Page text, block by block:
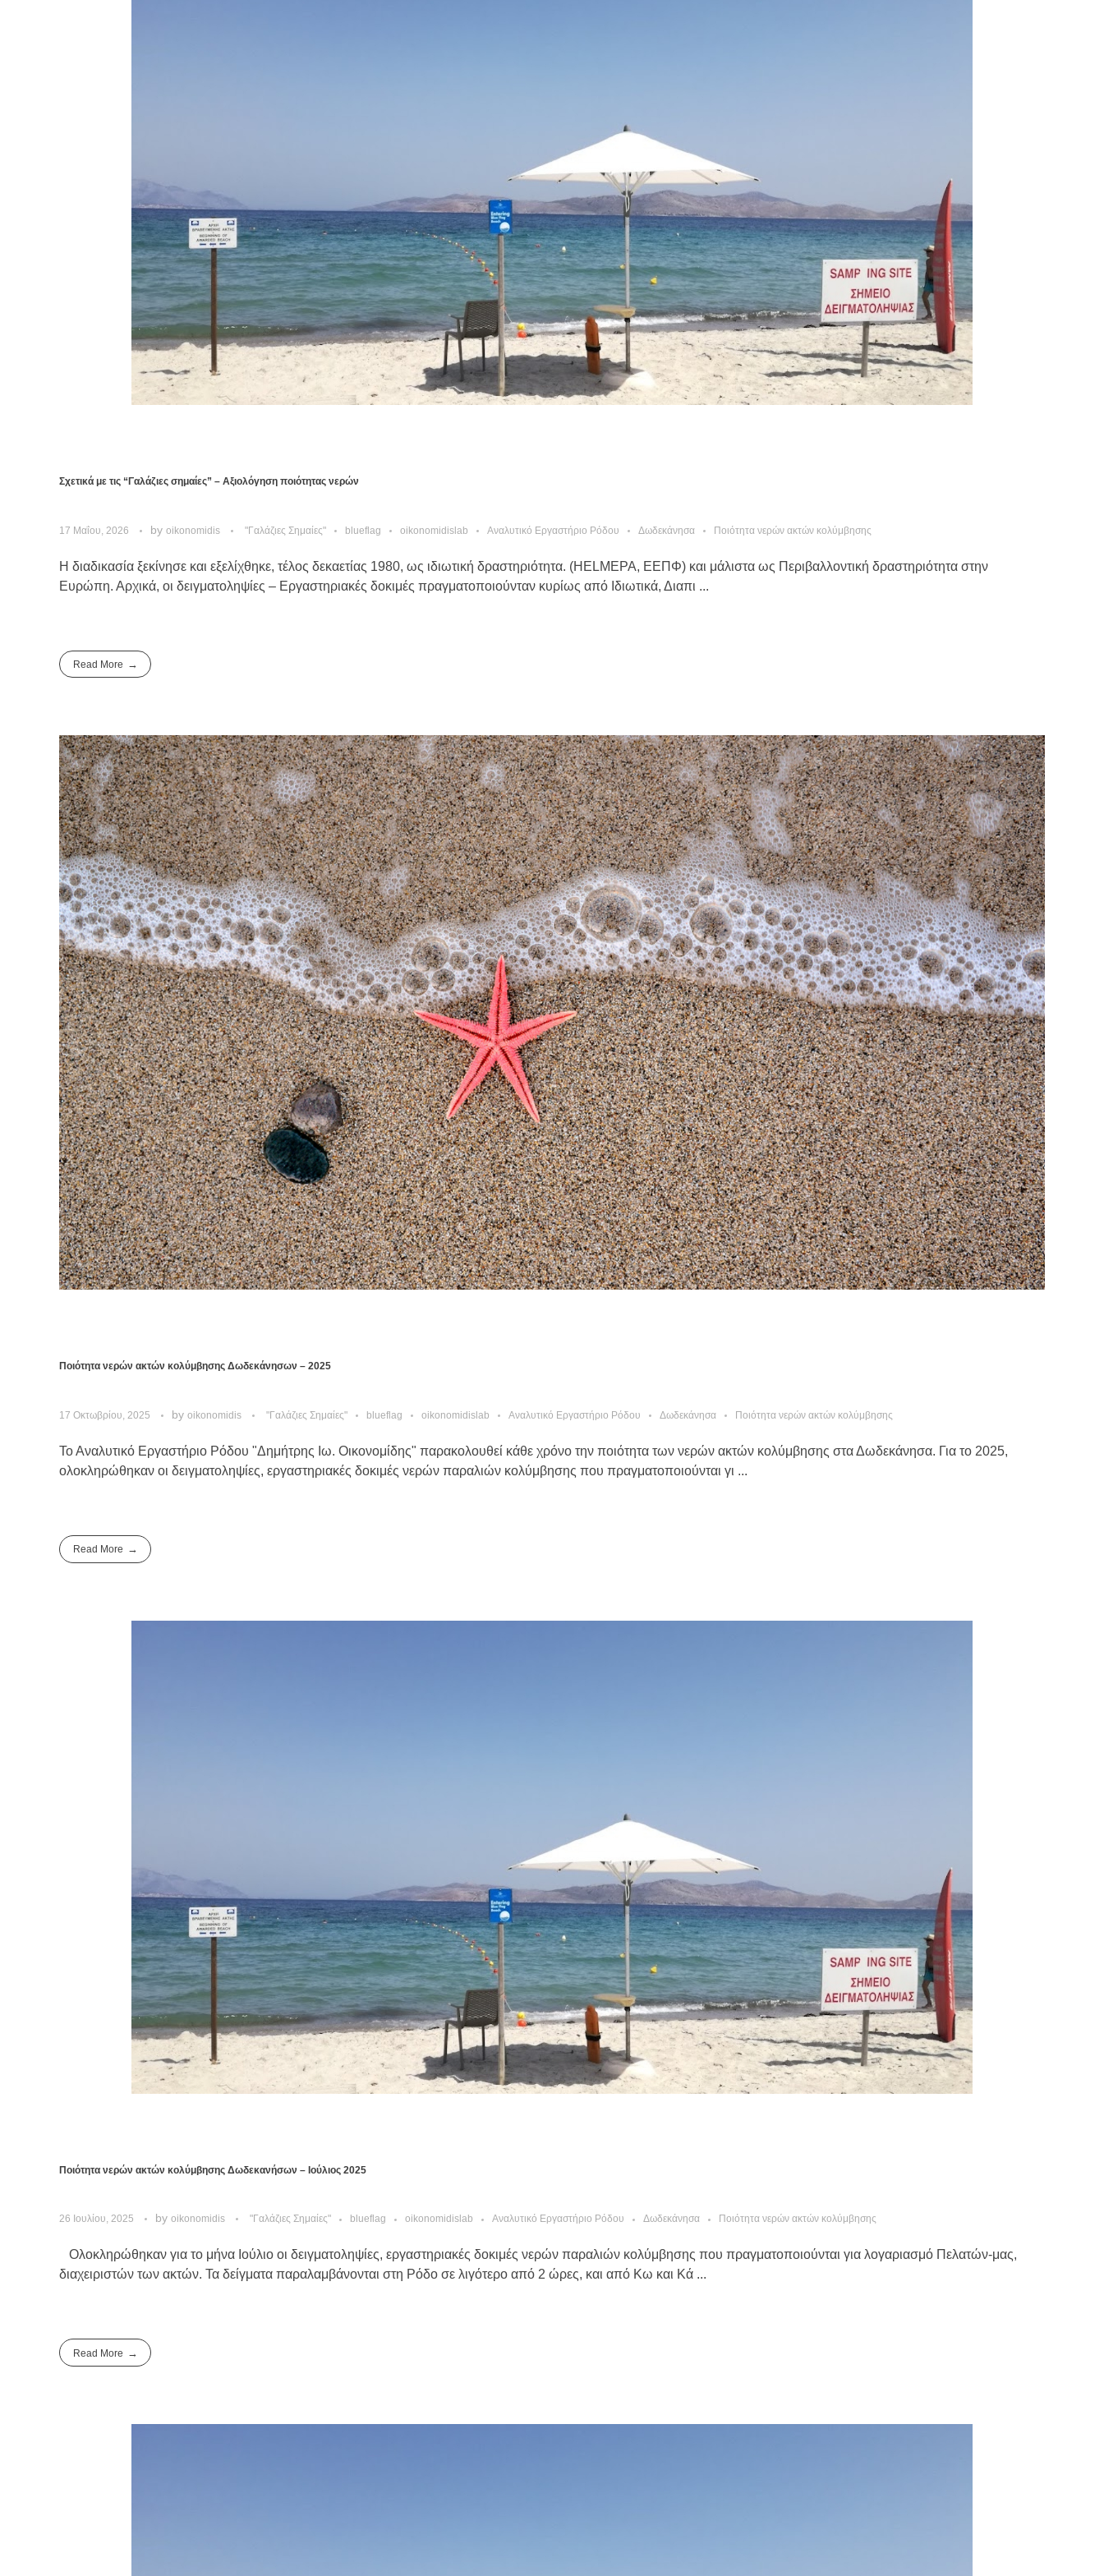
Σχετικά με τις “Γαλάζιες σημαίες” – Αξιολόγηση ποιότητας νερών
17 Μαΐου, 2026 by oikonomidis "Γαλάζιες Σημαίες" blueflag oikonomidislab Αναλυτικό Εργαστήριο Ρόδου Δωδεκάνησα Ποιότητα νερών ακτών κολύμβησης
Η διαδικασία ξεκίνησε και εξελίχθηκε, τέλος δεκαετίας 1980, ως ιδιωτική δραστηριότητα. (HELMEPA, ΕΕΠΦ) και μάλιστα ως Περιβαλλοντική δραστηριότητα στην
Ευρώπη. Αρχικά, οι δειγματοληψίες – Εργαστηριακές δοκιμές πραγματοποιούνταν κυρίως από Ιδιωτικά, Διαπι ...
Read More
Ποιότητα νερών ακτών κολύμβησης Δωδεκάνησων – 2025
17 Οκτωβρίου, 2025 by oikonomidis "Γαλάζιες Σημαίες" blueflag oikonomidislab Αναλυτικό Εργαστήριο Ρόδου Δωδεκάνησα Ποιότητα νερών ακτών κολύμβησης
Το Αναλυτικό Εργαστήριο Ρόδου "Δημήτρης Ιω. Οικονομίδης" παρακολουθεί κάθε χρόνο την ποιότητα των νερών ακτών κολύμβησης στα Δωδεκάνησα. Για το 2025,
ολοκληρώθηκαν οι δειγματοληψίες, εργαστηριακές δοκιμές νερών παραλιών κολύμβησης που πραγματοποιούνται γι ...
Read More
Ποιότητα νερών ακτών κολύμβησης Δωδεκανήσων – Ιούλιος 2025
26 Ιουλίου, 2025 by oikonomidis "Γαλάζιες Σημαίες" blueflag oikonomidislab Αναλυτικό Εργαστήριο Ρόδου Δωδεκάνησα Ποιότητα νερών ακτών κολύμβησης
Ολοκληρώθηκαν για το μήνα Ιούλιο οι δειγματοληψίες, εργαστηριακές δοκιμές νερών παραλιών κολύμβησης που πραγματοποιούνται για λογαριασμό Πελατών-μας,
διαχειριστών των ακτών. Τα δείγματα παραλαμβάνονται στη Ρόδο σε λιγότερο από 2 ώρες, και από Κω και Κά ...
Read More